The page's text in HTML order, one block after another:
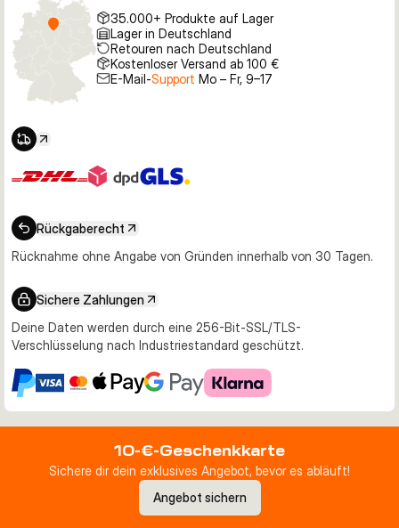
35.000+ Produkte auf Lager
Lager in Deutschland
Retouren nach Deutschland
Kostenloser Versand ab 100 €
E-Mail-Support Mo – Fr, 9–17
Rückgaberecht
Rücknahme ohne Angabe von Gründen innerhalb von 30 Tagen.
Sichere Zahlungen
Deine Daten werden durch eine 256-Bit-SSL/TLS-
Verschlüsselung nach Industriestandard geschützt.
10-€-Geschenkkarte
Sichere dir dein exklusives Angebot, bevor es abläuft!
Angebot sichern